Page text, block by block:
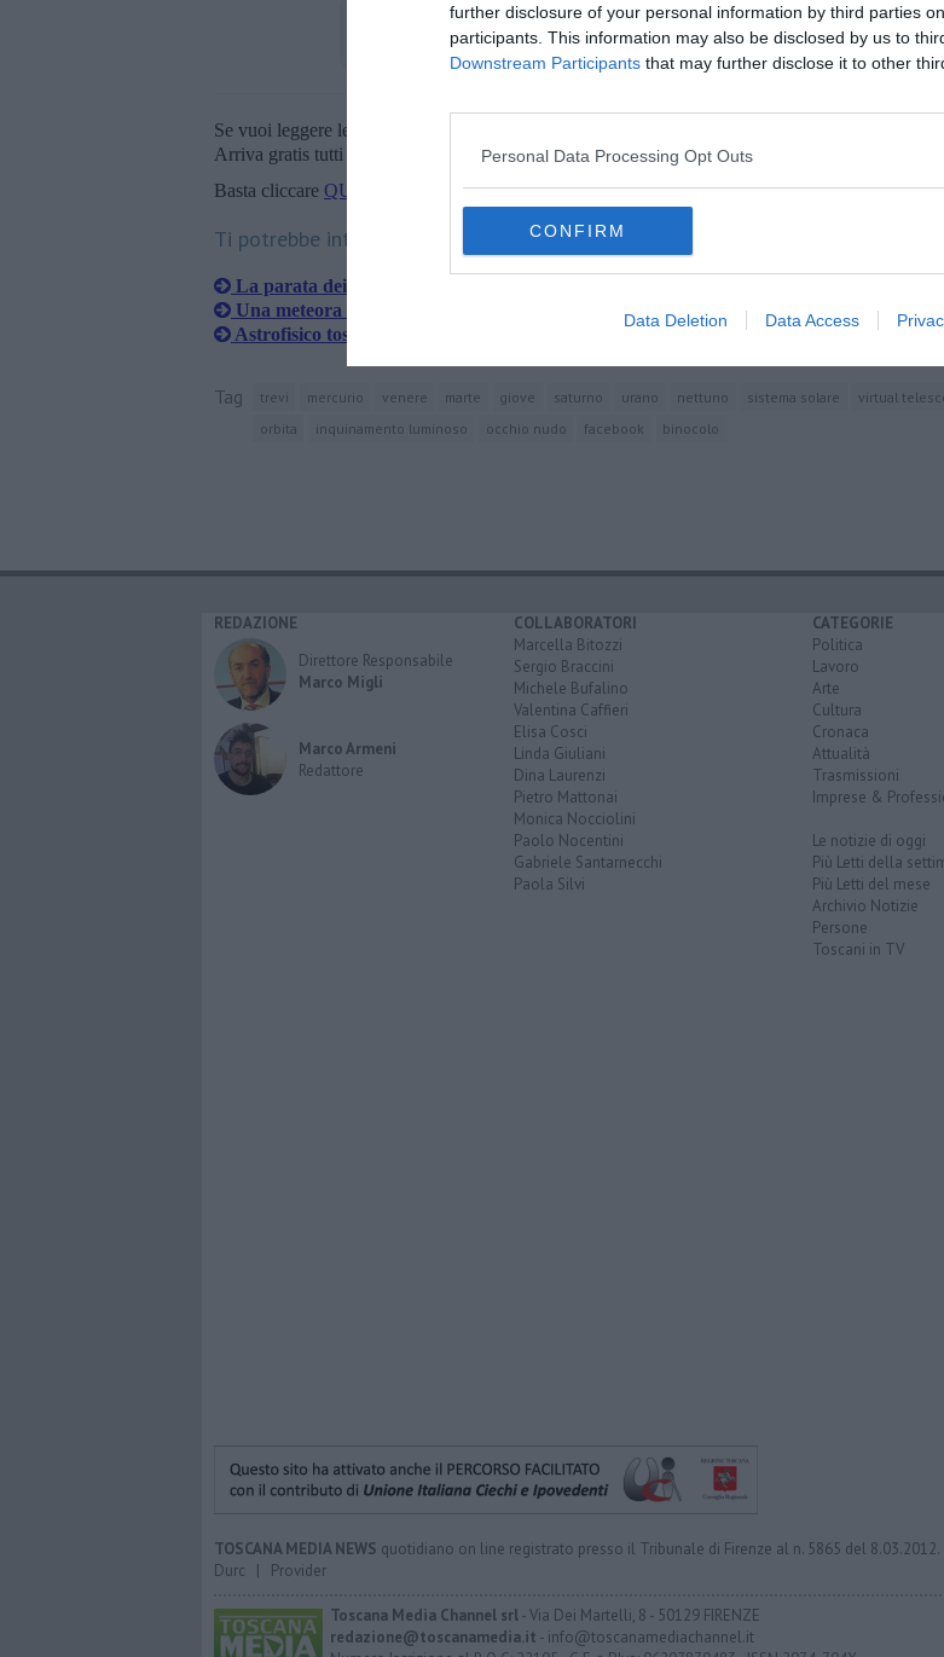
further disclosure of your personal information by third parties
participants. This information may also be disclosed by us to
Downstream Participants that may further disclose it to other
Personal Data Processing Opt Outs
CONFIRM
Data Deletion Data Access
Se vuoi leggere le notizie principali della Toscana iscriviti alla
Arriva gratis tutti i giorni alle 20:00 direttamente nella tua casella di posta.
Basta cliccare QUI
Ti potrebbe interessare anche:
La parata dei pianeti vista dal cielo toscano
Una meteora luminosissima solca il cielo notturno
Astrofisico toscano scopre un nuovo satellite
Tag trevi mercurio venere marte giove saturno urano nettuno sistema solare
virtual
orbita
inquinamento luminoso occhio nudo facebook binocolo
REDAZIONE
Direttore Responsabile
Marco Migli
Marco Armeni
Redattore
COLLABORATORI
Marcella Bitozzi
Sergio Braccini
Michele Bufalino
Valentina Caffieri
Elisa Cosci
Linda Giuliani
Dina Laurenzi
Pietro Mattonai
Monica Nocciolini
Paolo Nocentini
Gabriele Santarnecchi
Paola Silvi
CATEGORIE
Politica
Lavoro
Arte
Cultura
Cronaca
Attualità
Trasmissioni
Imprese &
Le notizie di oggi
Più Letti della
Più Letti del mese
Archivio Notizie
Persone
Toscani in TV
TOSCANA MEDIA NEWS quotidiano on line registrato presso il Tribunale di Firenze al n. 5865 del 8.03.2012.
Durc | Provider
Toscana Media Channel srl- Via Dei Martelli, 8 - 50129 FIRENZE
redazione@toscanamedia.it - info@toscanamediachannel.it